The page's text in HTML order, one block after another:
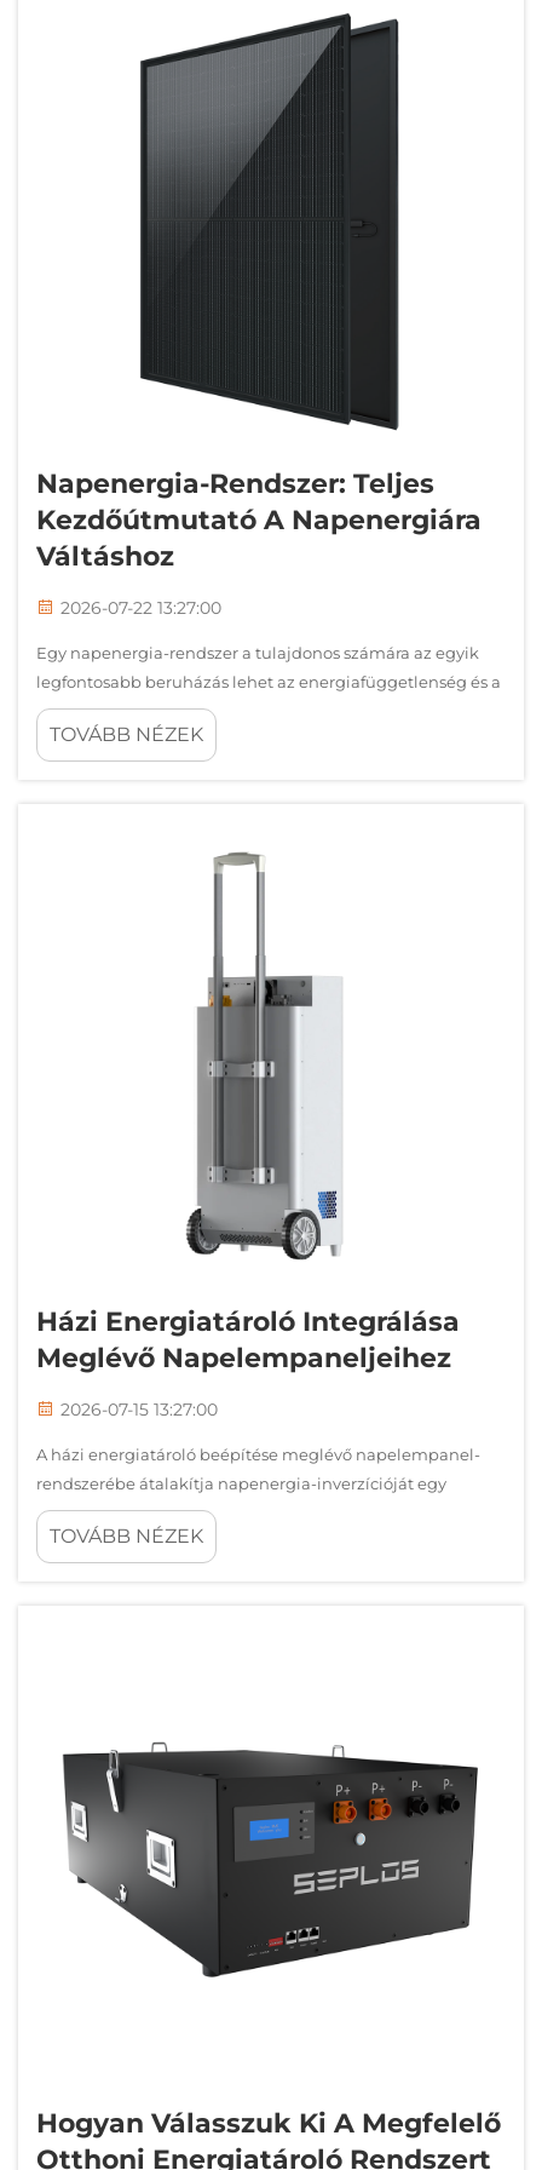
Napenergia-Rendszer: Teljes
Kezdőútmutató A Napenergiára
Váltáshoz
2026-07-22 13:27:00
Egy napenergia-rendszer a tulajdonos számára az egyik
legfontosabb beruházás lehet az energiafüggetlenség és a
környezettudatos felelősség érdekében. Fontos megérteni,
hogyan működnek ezek a rendszerek, milyen
TOVÁBB NÉZEK
Házi Energiatároló Integrálása
Meglévő Napelempaneljeihez
2026-07-15 13:27:00
A házi energiatároló beépítése meglévő napelempanel-
rendszerébe átalakítja napenergia-inverzícióját egy
csupán nappali időszakra korlátozott energiatermelőből
egy 24 órás áramellátási megoldássá. Míg jelenlegi
TOVÁBB NÉZEK
Hogyan Válasszuk Ki A Megfelelő
Otthoni Energiatároló Rendszert